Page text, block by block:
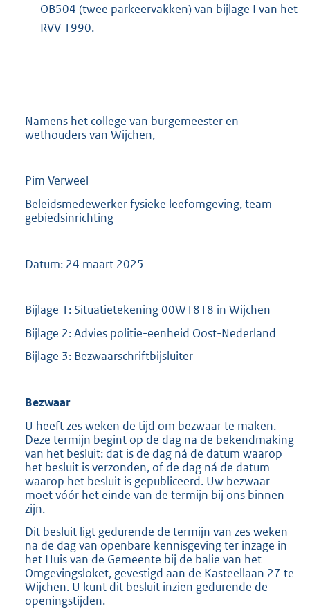
OB504 (twee parkeervakken) van bijlage I van het
RVV 1990.
Namens het college van burgemeester en
wethouders van Wijchen,
Pim Verweel
Beleidsmedewerker fysieke leefomgeving, team
gebiedsinrichting
Datum: 24 maart 2025
Bijlage 1: Situatietekening 00W1818 in Wijchen
Bijlage 2: Advies politie-eenheid Oost-Nederland
Bijlage 3: Bezwaarschriftbijsluiter
Bezwaar
U heeft zes weken de tijd om bezwaar te maken.
Deze termijn begint op de dag na de bekendmaking
van het besluit: dat is de dag ná de datum waarop
het besluit is verzonden, of de dag ná de datum
waarop het besluit is gepubliceerd. Uw bezwaar
moet vóór het einde van de termijn bij ons binnen
zijn.
Dit besluit ligt gedurende de termijn van zes weken
na de dag van openbare kennisgeving ter inzage in
het Huis van de Gemeente bij de balie van het
Omgevingsloket, gevestigd aan de Kasteellaan 27 te
Wijchen. U kunt dit besluit inzien gedurende de
openingstijden.